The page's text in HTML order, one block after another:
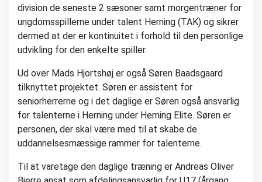
division de seneste 2 sæsoner samt morgentræner for
ungdomsspillerne under talent Herning (TAK) og sikrer
dermed at der er kontinuitet i forhold til den personlige
udvikling for den enkelte spiller.
Ud over Mads Hjortshøj er også Søren Baadsgaard
tilknyttet projektet. Søren er assistent for
seniorherrerne og i det daglige er Søren også ansvarlig
for talenterne i Herning under Herning Elite. Søren er
personen, der skal være med til at skabe de
uddannelsesmæssige rammer for talenterne.
Til at varetage den daglige træning er Andreas Oliver